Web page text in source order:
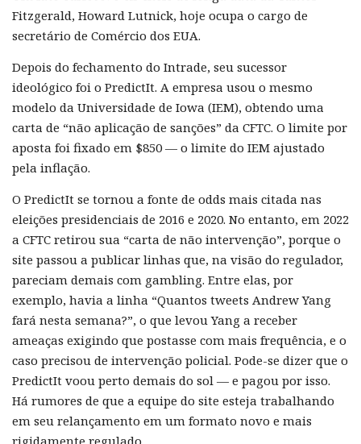
Fitzgerald, Howard Lutnick, hoje ocupa o cargo de
secretário de Comércio dos EUA.
Depois do fechamento do Intrade, seu sucessor
ideológico foi o PredictIt. A empresa usou o mesmo
modelo da Universidade de Iowa (IEM), obtendo uma
carta de “não aplicação de sanções” da CFTC. O limite por
aposta foi fixado em $850 — o limite do IEM ajustado
pela inflação.
O PredictIt se tornou a fonte de odds mais citada nas
eleições presidenciais de 2016 e 2020. No entanto, em 2022
a CFTC retirou sua “carta de não intervenção”, porque o
site passou a publicar linhas que, na visão do regulador,
pareciam demais com gambling. Entre elas, por
exemplo, havia a linha “Quantos tweets Andrew Yang
fará nesta semana?”, o que levou Yang a receber
ameaças exigindo que postasse com mais frequência, e o
caso precisou de intervenção policial. Pode-se dizer que o
PredictIt voou perto demais do sol — e pagou por isso.
Há rumores de que a equipe do site esteja trabalhando
em seu relançamento em um formato novo e mais
rigidamente regulado.